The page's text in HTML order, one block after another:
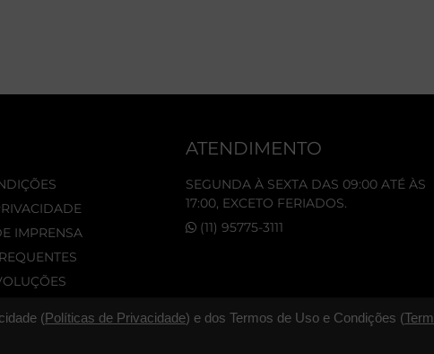
IMPRENSA
ATENDIMENTO
SEGUNDA À SEXTA DAS 09:00 ATÉ ÀS
17:00, EXCETO FERIADOS.
(11) 95775-3111
(Políticas de Privacidade) e dos Termos de Uso e Condições (